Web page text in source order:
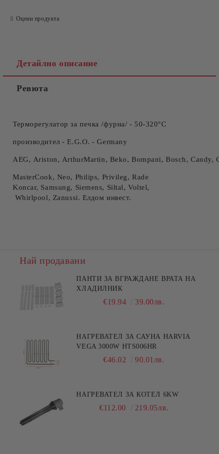
Оцени продукта
Детайлно описание
Ревюта
Терморегулатор за печка /фурна/ - 50-320°С
производител - E.G.O. - Germany
AEG, Ariston, ArthurMartin, Beko, Bompani, Bosch,
MasterCook, Neo, Philips, Privileg, Rade
Koncar, Samsung, Siemens, Siltal, Voltel,
Whirlpool, Zanussi. Елдом инвест.
Най продавани
ПАНТИ ЗА ВГРАЖДАНЕ ВРАТА НА
ХЛАДИЛНИК
€19.94 39.00лв.
НАГРЕВАТЕЛ ЗА САУНА HARVIA
VEGA 3000W HTS006HR
€46.02 90.01лв.
НАГРЕВАТЕЛ ЗА КОТЕЛ 6KW
€112.00 219.05лв.